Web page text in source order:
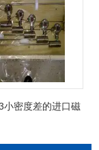
小密度差的进口磁